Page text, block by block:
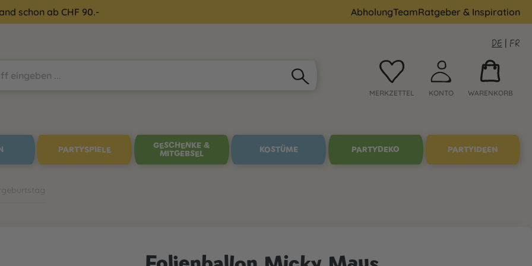
schon ab CHF 90.- AbholungTeamRatgeber & Inspiration
DE | FR
MERKZETTEL KONTO WARENKORB
PARTYSPIELE
GESCHENKE &
MITGEBSEL
KOSTÜME PARTYDEKO PARTYIDEEN